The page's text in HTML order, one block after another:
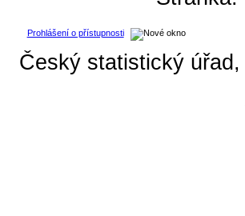
Prohlášení o přístupnosti
Český statistický